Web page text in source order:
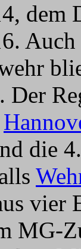
dem
die
vier
MG-